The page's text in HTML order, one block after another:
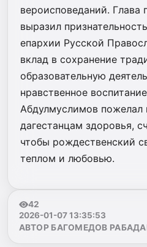
вероисповеданий. Глава
выразил
епархии Русской
вклад в сохранение
образовательную
нравственное
Абдулмуслимов пожелал
дагестанцам здоровья,
чтобы рождественский
теплом и любовью.
42
2026-01-07 13:35:53
АВТОР БАГОМЕДОВ